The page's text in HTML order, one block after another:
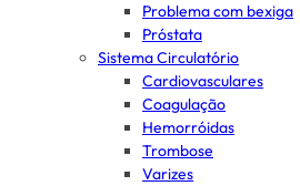
Problema com bexiga
Próstata
Sistema Circulatório
Cardiovasculares
Coagulação
Hemorróidas
Trombose
Varizes